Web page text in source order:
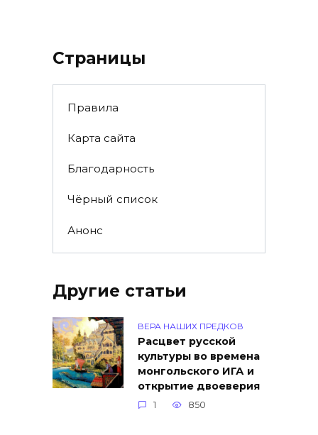
Страницы
Правила
Карта сайта
Благодарность
Чёрный список
Анонс
Другие статьи
ВЕРА НАШИХ ПРЕДКОВ
Расцвет русской
культуры во времена
монгольского ИГА и
открытие двоеверия
1 850